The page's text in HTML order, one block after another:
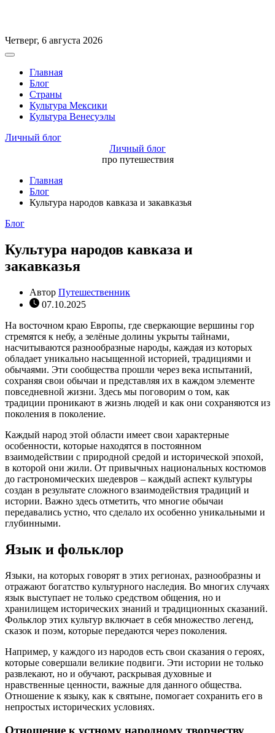
Перейти
к
Четверг, 6 августа 2026
Вне
холстаГлавная
Блог
Страны
Культура Мексики
Культура Венесуэлы
Личный блог
Личный блог
про путешествия
Главная
Блог
Культура народов кавказа и закавказья
Рубрики
Блог
Культура народов кавказа и
закавказья
Автор Путешественник
07.10.2025
На восточном краю Европы, где сверкающие вершины гор
стремятся к небу, а зелёные долины укрыты тайнами,
насчитываются разнообразные народы, каждая из которых
обладает уникально насыщенной историей, традициями и
обычаями. Эти сообщества прошли через века испытаний,
сохраняя свои обычаи и представляя их в каждом элементе
повседневной жизни. Здесь мы поговорим о том, как
традиции проникают в жизнь людей и как они сохраняются из
поколения в поколение.
Каждый народ этой области имеет свои характерные
особенности, которые находятся в постоянном
взаимодействии с природной средой и исторической эпохой,
в которой они жили. От привычных национальных костюмов
до гастрономических шедевров – каждый аспект культуры
создан в результате сложного взаимодействия традиций и
истории. Важно здесь отметить, что многие обычаи
передавались устно, что сделало их особенно уникальными и
глубинными.
Язык и фольклор
Языки, на которых говорят в этих регионах, разнообразны и
отражают богатство культурного наследия. Во многих случаях
язык выступает не только средством общения, но и
хранилищем исторических знаний и традиционных сказаний.
Фольклор этих культур включает в себя множество легенд,
сказок и поэм, которые передаются через поколения.
Например, у каждого из народов есть свои сказания о героях,
которые совершали великие подвиги. Эти истории не только
развлекают, но и обучают, раскрывая духовные и
нравственные ценности, важные для данного общества.
Отношение к языку, как к святыне, помогает сохранить его в
непростых исторических условиях.